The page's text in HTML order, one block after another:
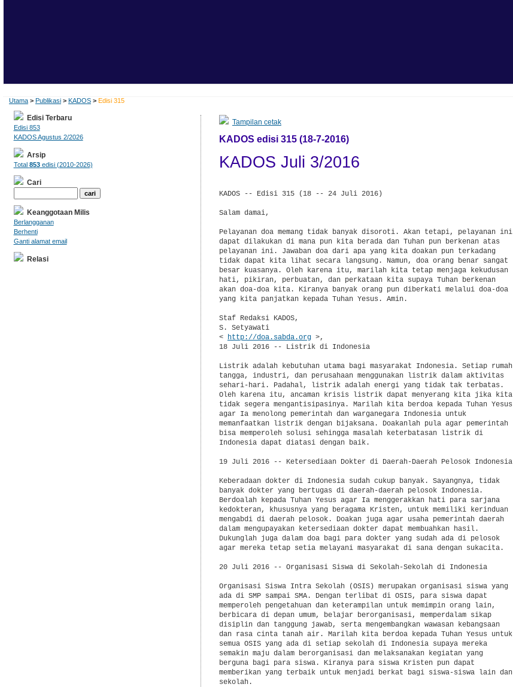
Utama > Publikasi > KADOS > Edisi 315
Tampilan cetak
KADOS edisi 315 (18-7-2016)
KADOS Juli 3/2016
KADOS -- Edisi 315 (18 -- 24 Juli 2016)
Salam damai,
Pelayanan doa memang tidak banyak disoroti. Akan tetapi, pelayanan ini
dapat dilakukan di mana pun kita berada dan Tuhan pun berkenan atas
pelayanan ini. Jawaban doa dari apa yang kita doakan pun terkadang
tidak dapat kita lihat secara langsung. Namun, doa orang benar sangat
besar kuasanya. Oleh karena itu, marilah kita tetap menjaga kekudusan
hati, pikiran, perbuatan, dan perkataan kita supaya Tuhan berkenan
akan doa-doa kita. Kiranya banyak orang pun diberkati melalui doa-doa
yang kita panjatkan kepada Tuhan Yesus. Amin.
Staf Redaksi KADOS,
S. Setyawati
<
http://doa.sabda.org >,
18 Juli 2016 -- Listrik di Indonesia
Listrik adalah kebutuhan utama bagi masyarakat Indonesia. Setiap rumah
tangga, industri, dan perusahaan menggunakan listrik dalam aktivitas
sehari-hari. Padahal, listrik adalah energi yang tidak tak terbatas.
Oleh karena itu, ancaman krisis listrik dapat menyerang kita jika kita
tidak segera mengantisipasinya. Marilah kita berdoa kepada Tuhan Yesus
agar Ia menolong pemerintah dan warganegara Indonesia untuk
memanfaatkan listrik dengan bijaksana. Doakanlah pula agar pemerintah
bisa memperoleh solusi sehingga masalah keterbatasan listrik di
Indonesia dapat diatasi dengan baik.
19 Juli 2016 -- Ketersediaan Dokter di Daerah-Daerah Pelosok Indonesia
Keberadaan dokter di Indonesia sudah cukup banyak. Sayangnya, tidak
banyak dokter yang bertugas di daerah-daerah pelosok Indonesia.
Berdoalah kepada Tuhan Yesus agar Ia menggerakkan hati para sarjana
kedokteran, khususnya yang beragama Kristen, untuk memiliki kerinduan
mengabdi di daerah pelosok. Doakan juga agar usaha pemerintah daerah
dalam mengupayakan ketersediaan dokter dapat membuahkan hasil.
Dukunglah juga dalam doa bagi para dokter yang sudah ada di pelosok
agar mereka tetap setia melayani masyarakat di sana dengan sukacita.
20 Juli 2016 -- Organisasi Siswa di Sekolah-Sekolah di Indonesia
Organisasi Siswa Intra Sekolah (OSIS) merupakan organisasi siswa yang
ada di SMP sampai SMA. Dengan terlibat di OSIS, para siswa dapat
memperoleh pengetahuan dan keterampilan untuk memimpin orang lain,
berbicara di depan umum, belajar berorganisasi, memperdalam sikap
disiplin dan tanggung jawab, serta mengembangkan wawasan kebangsaan
dan rasa cinta tanah air. Marilah kita berdoa kepada Tuhan Yesus untuk
semua OSIS yang ada di setiap sekolah di Indonesia supaya mereka
semakin maju dalam berorganisasi dan melaksanakan kegiatan yang
berguna bagi para siswa. Kiranya para siswa Kristen pun dapat
memberikan yang terbaik untuk menjadi berkat bagi siswa-siswa lain dan
sekolah.
Edisi Terbaru
Edisi 853
KADOS Agustus 2/2026
Arsip
Total 853edisi (2010-2026)
Cari
Keanggotaan Milis
Berlangganan
Berhenti
Ganti alamat email
Relasi